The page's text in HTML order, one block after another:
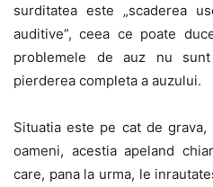
surditatea este „scaderea
auditive”, ceea ce poate
problemele de auz nu
pierderea completa a auzului.
Situatia este pe cat de
oameni, acestia apeland
care, pana la urma, le